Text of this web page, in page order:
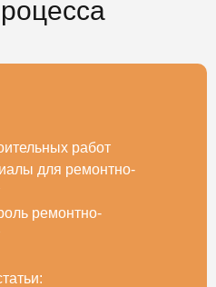
работ
для ремонтно-
ремонтно-